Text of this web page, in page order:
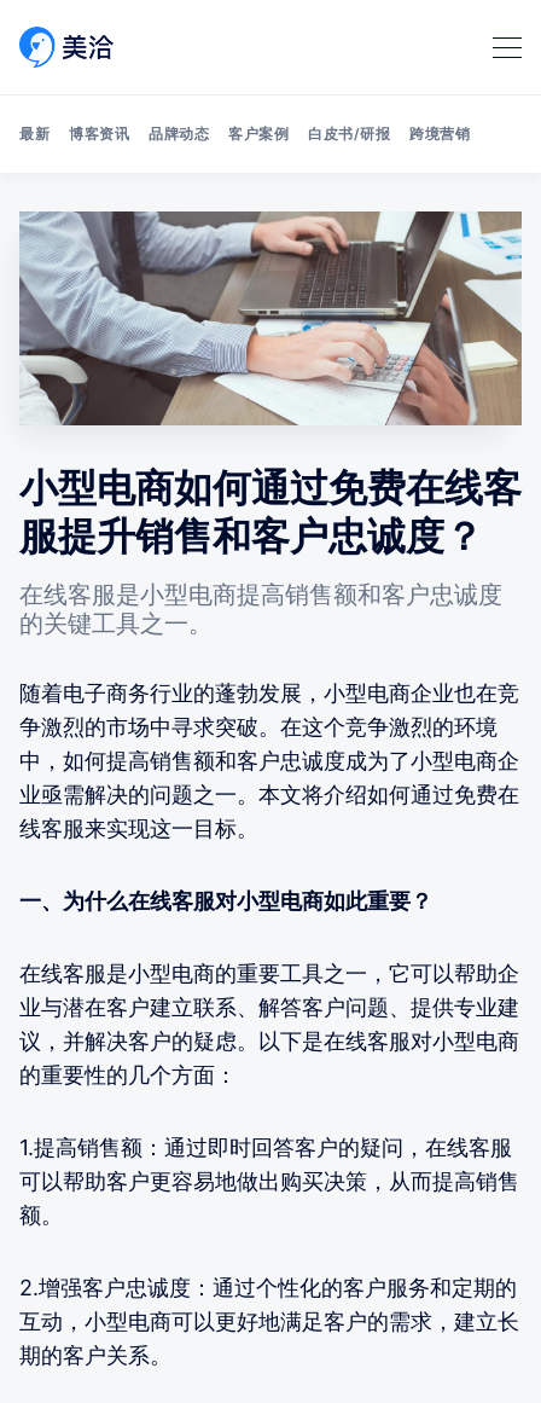
Search 美洽博客
最新 博客资讯 品牌动态 客户案例 白皮书/研报 跨境营销
小型电商如何通过免费在线客
服提升销售和客户忠诚度？
在线客服是小型电商提高销售额和客户忠诚度
的关键工具之一。
随着电子商务行业的蓬勃发展，小型电商企业也在竞
争激烈的市场中寻求突破。在这个竞争激烈的环境
中，如何提高销售额和客户忠诚度成为了小型电商企
业亟需解决的问题之一。本文将介绍如何通过免费在
线客服来实现这一目标。
一、为什么在线客服对小型电商如此重要？
在线客服是小型电商的重要工具之一，它可以帮助企
业与潜在客户建立联系、解答客户问题、提供专业建
议，并解决客户的疑虑。以下是在线客服对小型电商
的重要性的几个方面：
1.提高销售额：通过即时回答客户的疑问，在线客服
可以帮助客户更容易地做出购买决策，从而提高销售
额。
2.增强客户忠诚度：通过个性化的客户服务和定期的
互动，小型电商可以更好地满足客户的需求，建立长
期的客户关系。